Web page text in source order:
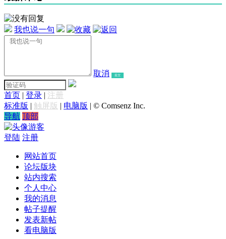
我也说一句
取消 提交
首页 | 登录 | 注册
标准版 | 触屏版 | 电脑版 | © Comsenz Inc.
导航 顶部
游客
登陆 注册
网站首页
论坛版块
站内搜索
个人中心
我的消息
帖子提醒
发表新帖
看电脑版